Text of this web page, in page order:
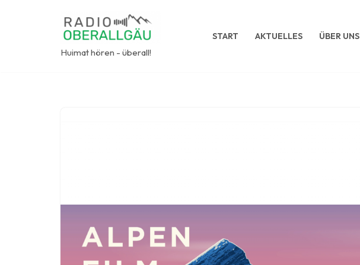
Huimat hören - überall!
START AKTUELLES ÜBER UNS